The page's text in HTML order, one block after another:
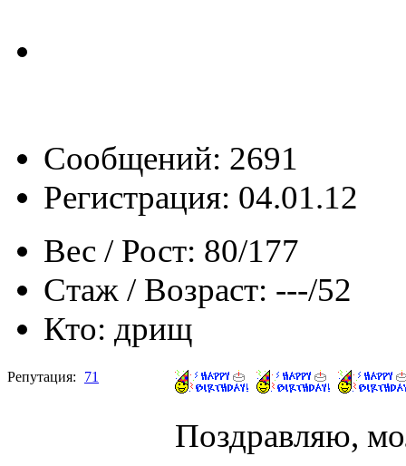
Сообщений: 2691
Регистрация: 04.01.12
Вес / Рост: 80/177
Стаж / Возраст: ---/52
Кто: дрищ
Репутация: 71
Поздравляю,